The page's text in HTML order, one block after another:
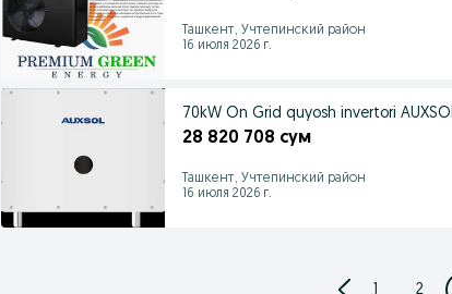
Ташкент, Учтепинский район
16 июля 2026 г.
70kW On Grid quyosh invertori
28 820 708 сум
Ташкент, Учтепинский район
16 июля 2026 г.
1 2